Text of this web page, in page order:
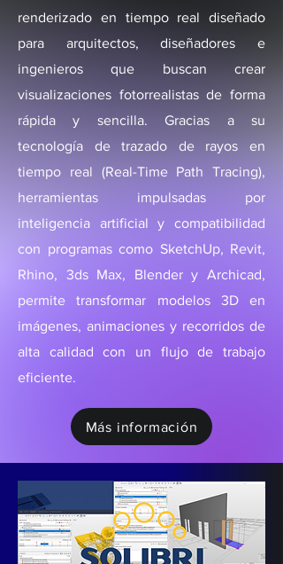
renderizado en tiempo real diseñado
para arquitectos, diseñadores e
ingenieros que buscan crear
visualizaciones fotorrealistas de forma
rápida y sencilla. Gracias a su
tecnología de trazado de rayos en
tiempo real (Real-Time Path Tracing),
herramientas impulsadas por
inteligencia artificial y compatibilidad
con programas como SketchUp, Revit,
Rhino, 3ds Max, Blender y Archicad,
permite transformar modelos 3D en
imágenes, animaciones y recorridos de
alta calidad con un flujo de trabajo
eficiente.
Más información